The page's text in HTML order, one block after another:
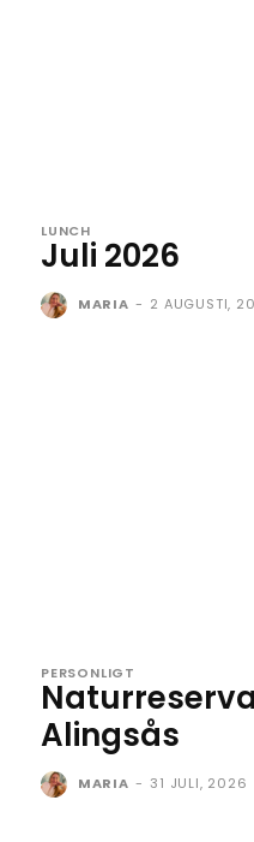
LUNCH
Juli 2026
MARIA - 2 AUGUSTI,
PERSONLIGT
Alingsås
MARIA - 31 JULI, 2026